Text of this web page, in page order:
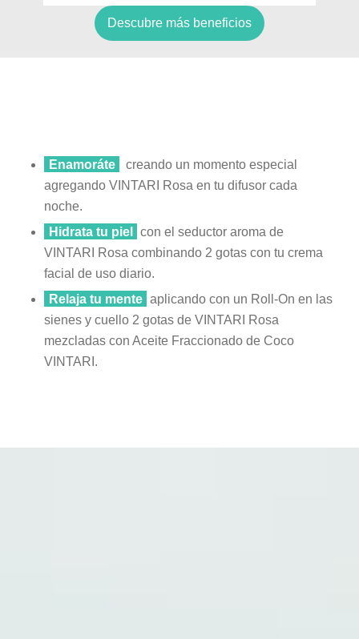
Descubre más beneficios
Enamoráte
creando un momento especial
agregando VINTARI Rosa en tu difusor cada
noche.
Hidrata tu piel
con el seductor aroma de
VINTARI Rosa combinando 2 gotas con tu crema
facial de uso diario.
Relaja tu mente aplicando con un Roll-On en las
sienes y cuello 2 gotas de VINTARI Rosa
mezcladas con Aceite Fraccionado de Coco
VINTARI.